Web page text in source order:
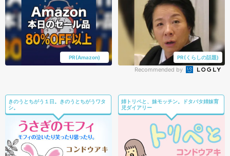
PR(Amazon) PR(くらしの話題)
Recommended by
きのうとちがう１日。きのうとちがうワタ
シ。
姉トリペと、妹モッチン。ドタバタ姉妹育
児ダイアリー